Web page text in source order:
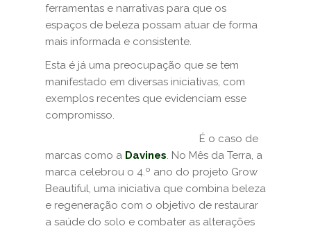
ferramentas e narrativas para que os
espaços de beleza possam atuar de forma
mais informada e consistente.
Esta é já uma preocupação que se tem
manifestado em diversas iniciativas, com
exemplos recentes que evidenciam esse
compromisso.
É o caso de
marcas como a Davines. No Mês da Terra, a
marca celebrou o 4.º ano do projeto Grow
Beautiful, uma iniciativa que combina beleza
e regeneração com o objetivo de restaurar
a saúde do solo e combater as alterações